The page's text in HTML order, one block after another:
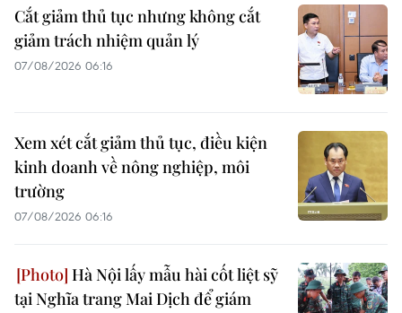
Cắt giảm thủ tục nhưng không cắt
giảm trách nhiệm quản lý
07/08/2026 06:16
Xem xét cắt giảm thủ tục, điều kiện
kinh doanh về nông nghiệp, môi
trường
07/08/2026 06:16
Hà Nội lấy mẫu hài cốt liệt sỹ
tại Nghĩa trang Mai Dịch để giám